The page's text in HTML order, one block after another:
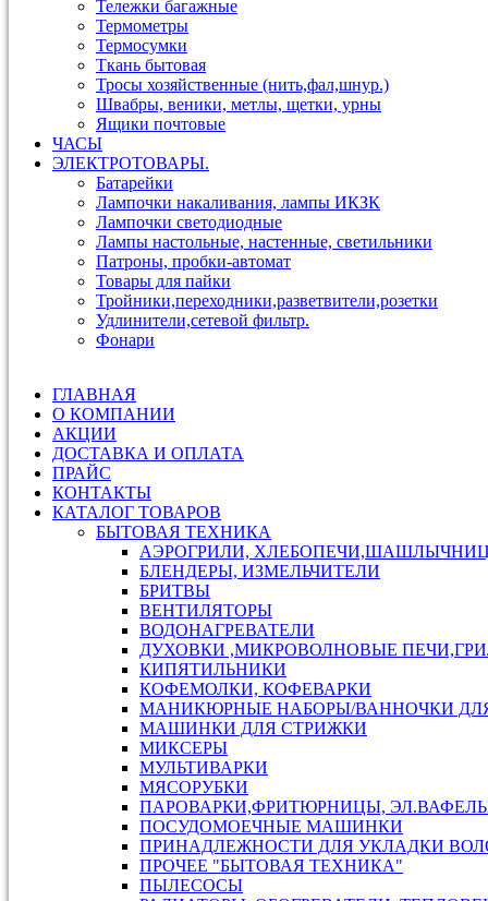
Тележки багажные
Термометры
Термосумки
Ткань бытовая
Тросы хозяйственные (нить,фал,шнур.)
Швабры, веники, метлы, щетки, урны
Ящики почтовые
ЧАСЫ
ЭЛЕКТРОТОВАРЫ.
Батарейки
Лампочки накаливания, лампы ИКЗК
Лампочки светодиодные
Лампы настольные, настенные, светильники
Патроны, пробки-автомат
Товары для пайки
Тройники,переходники,разветвители,розетки
Удлинители,сетевой фильтр.
Фонари
ГЛАВНАЯ
О КОМПАНИИ
АКЦИИ
ДОСТАВКА И ОПЛАТА
ПРАЙС
КОНТАКТЫ
КАТАЛОГ ТОВАРОВ
БЫТОВАЯ ТЕХНИКА
АЭРОГРИЛИ,
БЛЕНДЕРЫ, ИЗМЕЛЬЧИТЕЛИ
БРИТВЫ
ВЕНТИЛЯТОРЫ
ВОДОНАГРЕВАТЕЛИ
ДУХОВКИ ,МИКРОВОЛНОВЫЕ
КИПЯТИЛЬНИКИ
КОФЕМОЛКИ, КОФЕВАРКИ
МАНИКЮРНЫЕ НАБОРЫ/ВАННОЧКИ
МАШИНКИ ДЛЯ СТРИЖКИ
МИКСЕРЫ
МУЛЬТИВАРКИ
МЯСОРУБКИ
ПАРОВАРКИ,ФРИТЮРНИЦЫ,
ПОСУДОМОЕЧНЫЕ МАШИНКИ
ПРИНАДЛЕЖНОСТИ ДЛЯ УКЛАДКИ
ПРОЧЕЕ "БЫТОВАЯ ТЕХНИКА"
ПЫЛЕСОСЫ